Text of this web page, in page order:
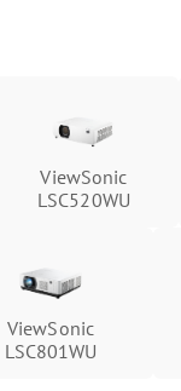
ViewSonic
LSC520WU
ViewSonic
LSC801WU